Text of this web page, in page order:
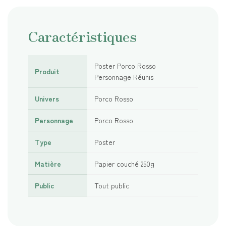
Caractéristiques
Produit
Poster Porco Rosso
Personnage Réunis
Univers Porco Rosso
Personnage Porco Rosso
Type Poster
Matière Papier couché 250g
Public Tout public